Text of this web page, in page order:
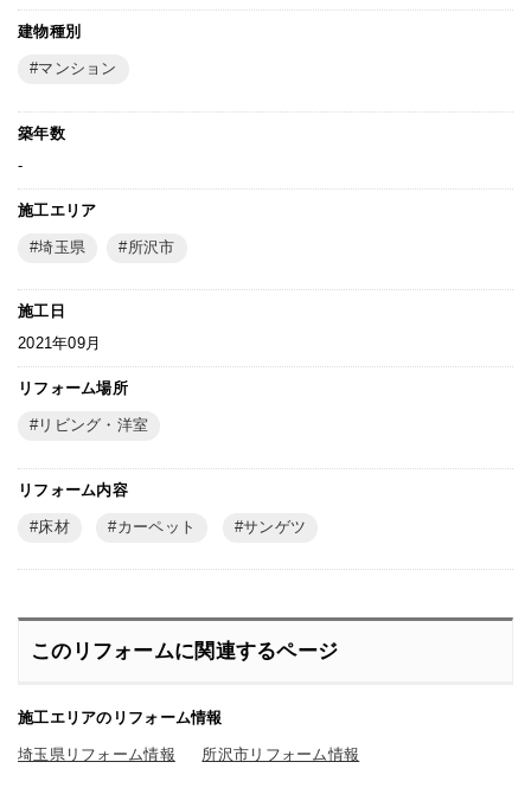
建物種別
マンション
築年数
-
施工エリア
埼玉県 所沢市
施工日
2021年09月
リフォーム場所
リビング・洋室
リフォーム内容
床材 カーペット サンゲツ
このリフォームに関連するページ
施工エリアのリフォーム情報
埼玉県リフォーム情報 所沢市リフォーム情報